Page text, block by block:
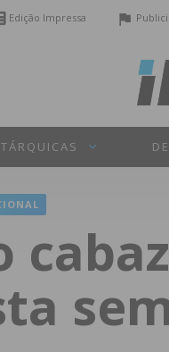
Edição Impressa